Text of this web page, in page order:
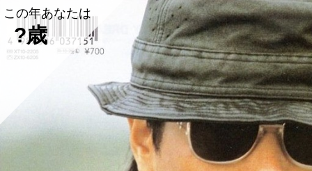
この年あなたは
?歳